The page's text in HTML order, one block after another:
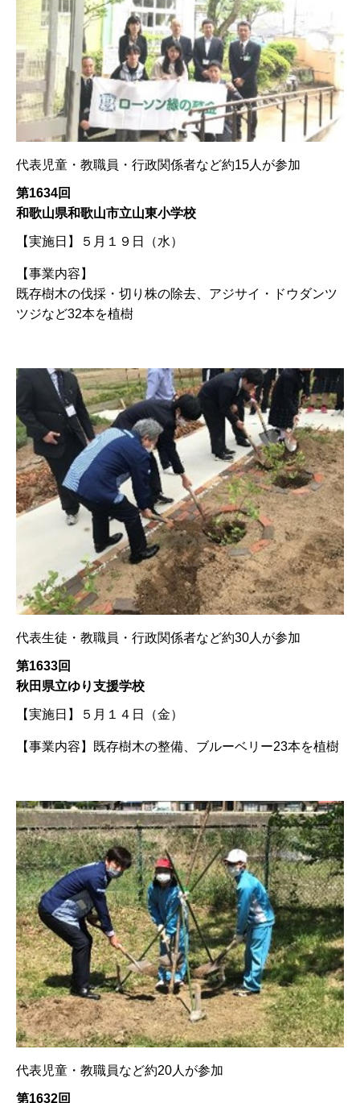
代表児童・教職員・行政関係者など約15人が参加
第1634回
和歌山県和歌山市立山東小学校
【実施日】 ５月１９日（水）
【事業内容】
既存樹木の伐採・切り株の除去、アジサイ・ドウダンツ
ツジなど32本を植樹
代表生徒・教職員・行政関係者など約30人が参加
第1633回
秋田県立ゆり支援学校
【実施日】 ５月１４日（金）
【事業内容】 既存樹木の整備、ブルーベリー23本を植樹
代表児童・教職員など約20人が参加
第1632回